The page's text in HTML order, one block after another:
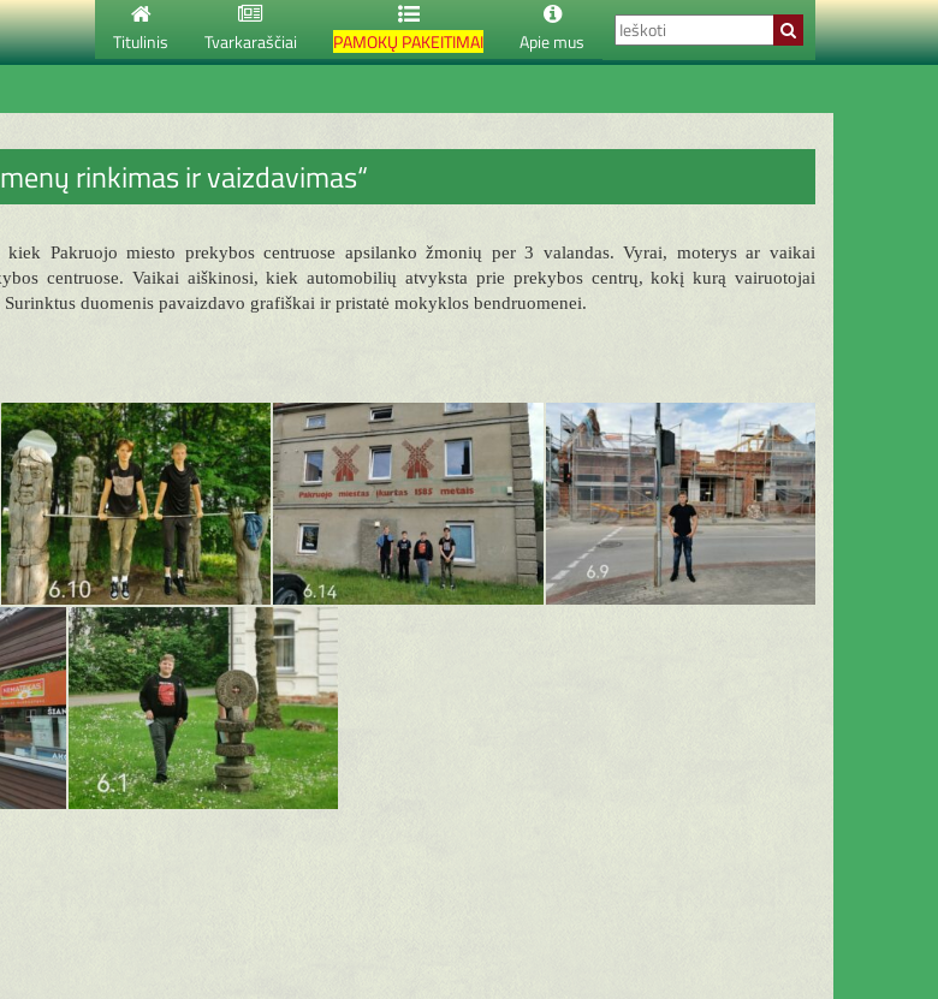
Titulinis Tvarkaraščiai PAMOKŲ PAKEITIMAI Apie mus
rinkimas ir vaizdavimas“
Pakruojo miesto prekybos centruose apsilanko žmonių per 3 valandas. Vyrai, moterys ar vaikai
centruose. Vaikai aiškinosi, kiek automobilių atvyksta prie prekybos centrų, kokį kurą vairuotojai
duomenis pavaizdavo grafiškai ir pristatė mokyklos bendruomenei.